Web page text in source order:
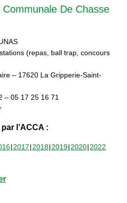
De Chasse
(repas, ball trap, concours
– 17620 La Gripperie-Saint-
– 05 17 25 16 71
l’ACCA :
2017 2018 2019 2020 2022